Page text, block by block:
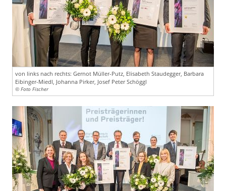
von links nach rechts: Gernot Müller-Putz, Elisabeth Staudegger, Barbara
Eibinger-Miedl, Johanna Pirker, Josef Peter Schöggl
© Foto Fischer